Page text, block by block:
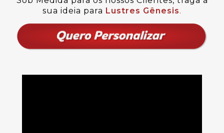
sua ideia para Lustres Gênesis.